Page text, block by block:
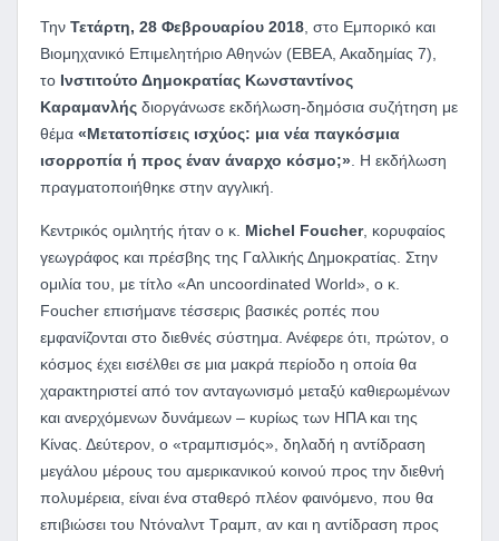
Την Τετάρτη, 28 Φεβρουαρίου 2018, στο Εμπορικό και
Βιομηχανικό Επιμελητήριο Αθηνών (ΕΒΕΑ, Ακαδημίας 7),
το Ινστιτούτο Δημοκρατίας Κωνσταντίνος
Καραμανλής διοργάνωσε εκδήλωση-δημόσια συζήτηση με
θέμα «Μετατοπίσεις ισχύος: μια νέα παγκόσμια
ισορροπία ή προς έναν άναρχο κόσμο;». Η εκδήλωση
πραγματοποιήθηκε στην αγγλική.
Κεντρικός ομιλητής ήταν ο κ. Michel Foucher, κορυφαίος
γεωγράφος και πρέσβης της Γαλλικής Δημοκρατίας. Στην
ομιλία του, με τίτλο «An uncoordinated World», ο κ.
Foucher επισήμανε τέσσερις βασικές ροπές που
εμφανίζονται στο διεθνές σύστημα. Ανέφερε ότι, πρώτον, ο
κόσμος έχει εισέλθει σε μια μακρά περίοδο η οποία θα
χαρακτηριστεί από τον ανταγωνισμό μεταξύ καθιερωμένων
και ανερχόμενων δυνάμεων – κυρίως των ΗΠΑ και της
Κίνας. Δεύτερον, ο «τραμπισμός», δηλαδή η αντίδραση
μεγάλου μέρους του αμερικανικού κοινού προς την διεθνή
πολυμέρεια, είναι ένα σταθερό πλέον φαινόμενο, που θα
επιβιώσει του Ντόναλντ Τραμπ, αν και η αντίδραση προς